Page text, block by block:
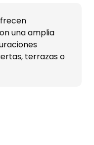
una amplia
terrazas o